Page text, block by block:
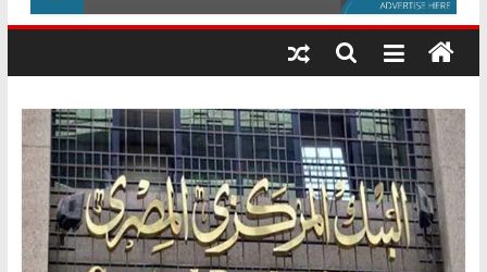
المجلس القومي لحقوق الإنسان يعلن
متابعة قضية الدكتور محمد زهران.. ويؤكد:
قرينة البراءة وضمانات المحاكمة العادلة
درب..
وتبقى
هي